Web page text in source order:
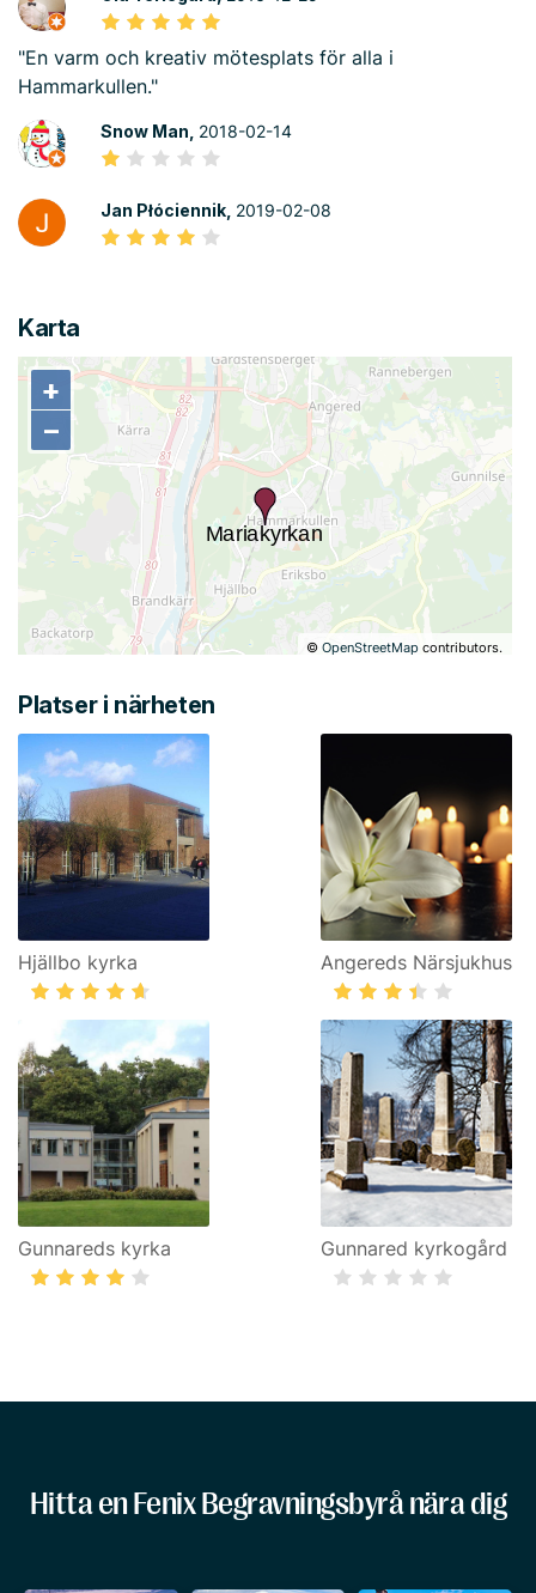
"En varm och kreativ mötesplats för alla i
Hammarkullen."
Snow Man, 2018-02-14
Jan Płóciennik, 2019-02-08
Karta
+
−
©OpenStreetMap contributors.
+
−
Platser i närheten
Hjällbo kyrka Angereds Närsjukhus
Gunnareds kyrka Gunnared kyrkogård
Hitta en Fenix Begravningsbyrå nära dig